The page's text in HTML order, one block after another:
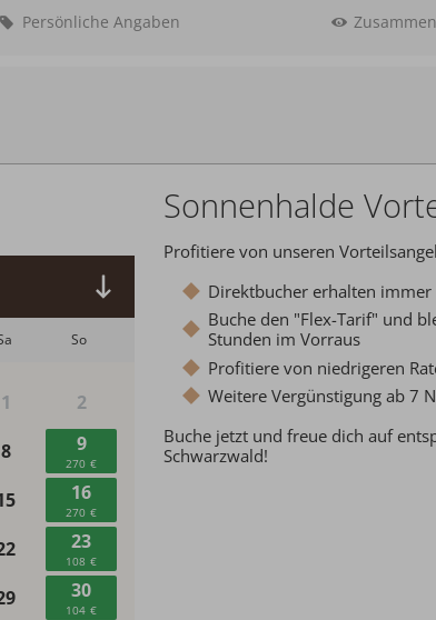
Persönliche Angaben
Sonnenhalde
Profitiere von unseren
Direktbucher erhalten immer
Buche den "Flex-Tarif" und
Stunden im Vorraus
Profitiere von niedrigeren
Weitere Vergünstigung ab 7
Buche jetzt und freue dich auf
Schwarzwald!